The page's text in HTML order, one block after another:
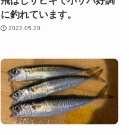
に釣れています。
2022.05.20